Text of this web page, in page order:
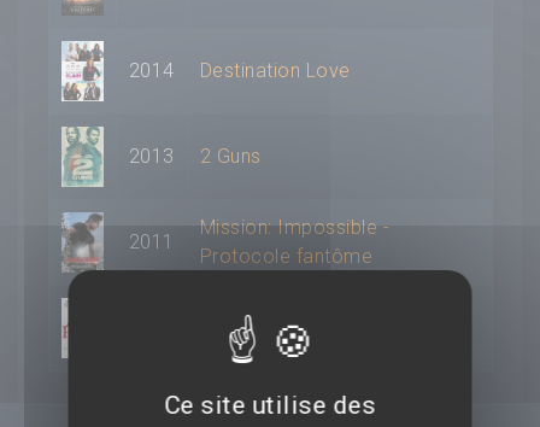
2014 Destination Love
2013 2 Guns
2011
Mission: Impossible -
Protocole fantôme
Hitch - Expert en séduction
Ce site utilise des